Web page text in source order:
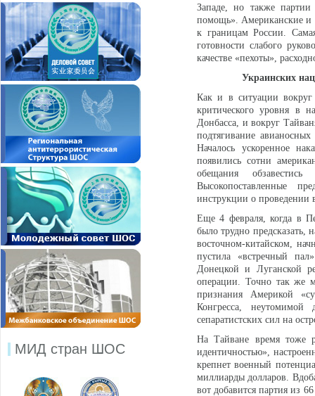
МИД стран ШОС
Западе, но также
помощь». Американские и
к границам России.
готовности слабого
качестве «пехоты»,
Украинских
Как и в ситуации вокруг
критического уровня в
Донбасса, и вокруг
подтягивание
Началось ускоренное
появились сотни
обещания
Высокопоставленные
инструкции о проведении
Еще 4 февраля, когда в
было трудно
восточном-китайском,
пустила «встречный
Донецкой и Луганской
операции. Точно так же
признания Америкой
Конгресса, неутомимой
сепаратистских сил на
На Тайване время тоже
идентичностью»,
крепнет военный
миллиарды долларов.
вот добавится партия из